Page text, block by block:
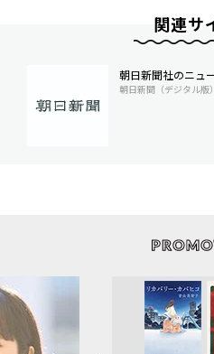
関連サ
朝日新聞社のニュ
朝日新聞（デジタル版）